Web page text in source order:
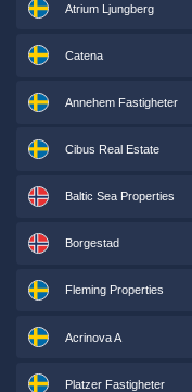
Atrium Ljungberg
Catena
Annehem Fastigheter
Cibus Real Estate
Baltic Sea Properties
Borgestad
Fleming Properties
Acrinova A
Platzer Fastigheter